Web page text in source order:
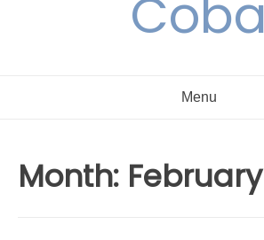
Coba
Menu
Month: